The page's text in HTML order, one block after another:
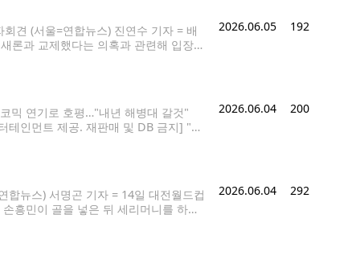
견 (서울=연합뉴스) 진연수 기자 = 배
론과 교제했다는 의혹과 관련해 입장발
2026.06.05 192
믹 연기로 호평…"내년 해병대 갈것"
테인먼트 제공. 재판매 및 DB 금지] "많
2026.06.04 200
합뉴스) 서명곤 기자 = 14일 대전월드컵
흥민이 골을 넣은 뒤 세리머니를 하고
2026.06.04 292